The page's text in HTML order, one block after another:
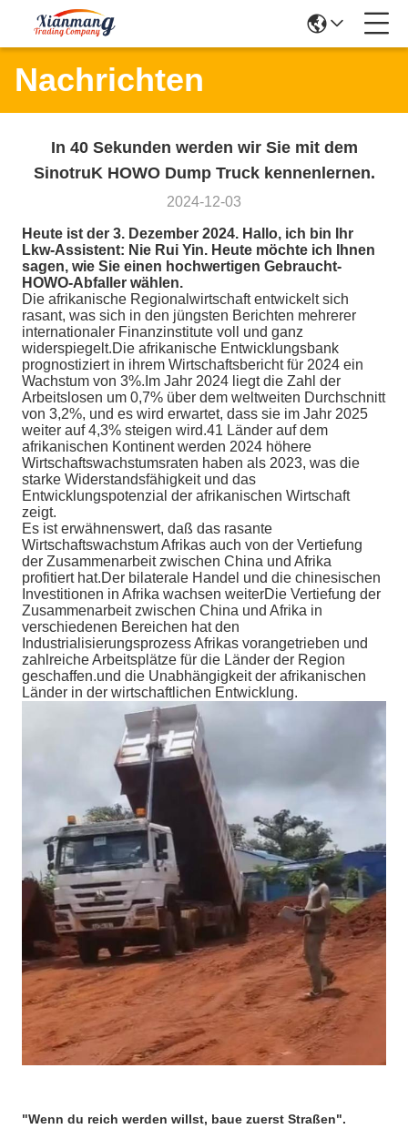
Nachrichten
In 40 Sekunden werden wir Sie mit dem
SinotruK HOWO Dump Truck kennenlernen.
2024-12-03
Heute ist der 3. Dezember 2024. Hallo, ich bin Ihr
Lkw-Assistent: Nie Rui Yin. Heute möchte ich Ihnen
sagen, wie Sie einen hochwertigen Gebraucht-
HOWO-Abfaller wählen.
Die afrikanische Regionalwirtschaft entwickelt sich
rasant, was sich in den jüngsten Berichten mehrerer
internationaler Finanzinstitute voll und ganz
widerspiegelt.Die afrikanische Entwicklungsbank
prognostiziert in ihrem Wirtschaftsbericht für 2024 ein
Wachstum von 3%.Im Jahr 2024 liegt die Zahl der
Arbeitslosen um 0,7% über dem weltweiten Durchschnitt
von 3,2%, und es wird erwartet, dass sie im Jahr 2025
weiter auf 4,3% steigen wird.41 Länder auf dem
afrikanischen Kontinent werden 2024 höhere
Wirtschaftswachstumsraten haben als 2023, was die
starke Widerstandsfähigkeit und das
Entwicklungspotenzial der afrikanischen Wirtschaft
zeigt.
Es ist erwähnenswert, daß das rasante
Wirtschaftswachstum Afrikas auch von der Vertiefung
der Zusammenarbeit zwischen China und Afrika
profitiert hat.Der bilaterale Handel und die chinesischen
Investitionen in Afrika wachsen weiterDie Vertiefung der
Zusammenarbeit zwischen China und Afrika in
verschiedenen Bereichen hat den
Industrialisierungsprozess Afrikas vorangetrieben und
zahlreiche Arbeitsplätze für die Länder der Region
geschaffen.und die Unabhängigkeit der afrikanischen
Länder in der wirtschaftlichen Entwicklung.
"Wenn du reich werden willst, baue zuerst Straßen".